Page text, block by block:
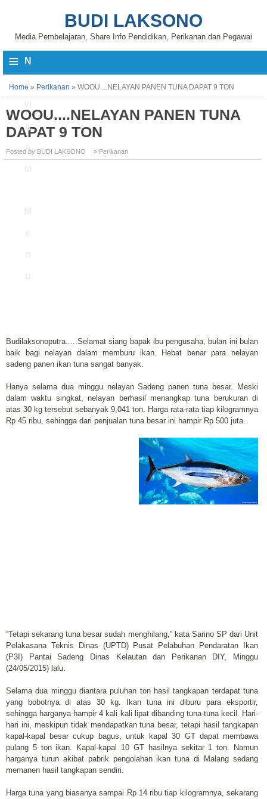
BUDI LAKSONO
Media Pembelajaran, Share Info Pendidikan, Perikanan dan Pegawai
≡ N
g
a
Home » Perikanan » WOOU....NELAYAN PANEN TUNA DAPAT 9 TON
WOOU....NELAYAN PANEN TUNA
DAPAT 9 TON
Posted by BUDI LAKSONO » Perikanan
Budilaksonoputra.....Selamat siang bapak ibu pengusaha, bulan ini bulan
baik bagi nelayan dalam memburu ikan. Hebat benar para nelayan
sadeng panen ikan tuna sangat banyak.
Hanya selama dua minggu nelayan Sadeng panen tuna besar. Meski
dalam waktu singkat, nelayan berhasil menangkap tuna berukuran di
atas 30 kg tersebut sebanyak 9,041 ton. Harga rata-rata tiap kilogramnya
Rp 45 ribu, sehingga dari penjualan tuna besar ini hampir Rp 500 juta.
“Tetapi sekarang tuna besar sudah menghilang,” kata Sarino SP dari Unit
Pelakasana Teknis Dinas (UPTD) Pusat Pelabuhan Pendaratan Ikan
(P3I) Pantai Sadeng Dinas Kelautan dan Perikanan DIY, Minggu
(24/05/2015) lalu.
Selama dua minggu diantara puluhan ton hasil tangkapan terdapat tuna
yang bobotnya di atas 30 kg. Ikan tuna ini diburu para eksportir,
sehingga harganya hampir 4 kali kali lipat dibanding tuna-tuna kecil. Hari-
hari ini, meskipun tidak mendapatkan tuna besar, tetapi hasil tangkapan
kapal-kapal besar cukup bagus, untuk kapal 30 GT dapat membawa
pulang 5 ton ikan. Kapal-kapal 10 GT hasilnya sekitar 1 ton. Namun
harganya turun akibat pabrik pengolahan ikan tuna di Malang sedang
memanen hasil tangkapan sendiri.
Harga tuna yang biasanya sampai Rp 14 ribu tiap kilogramnya, sekarang